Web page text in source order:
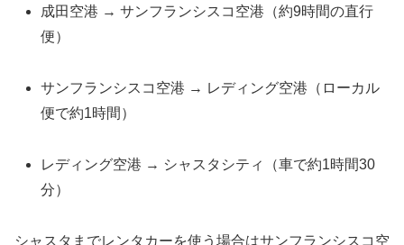
成田空港 → サンフランシスコ空港（約9時間の直行
便）
サンフランシスコ空港 → レディング空港（ローカル
便で約1時間）
レディング空港 → シャスタシティ（車で約1時間30
分）
シャスタまでレンタカーを使う場合はサンフランシスコ空